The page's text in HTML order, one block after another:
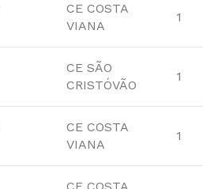
CE COSTA
VIANA
1
CE SÃO
CRISTÓVÃO
1
CE COSTA
VIANA
1